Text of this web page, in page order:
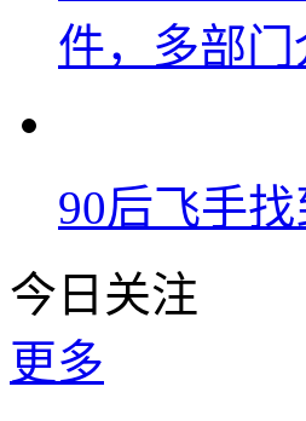
件，多部门
90后飞手
今日关注
更多